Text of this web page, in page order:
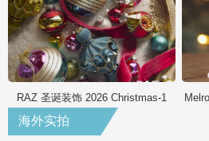
RAZ 圣诞装饰 2026 Christmas-1
海外实拍